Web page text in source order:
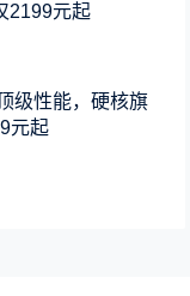
2199元起
级性能，硬核旗
元起